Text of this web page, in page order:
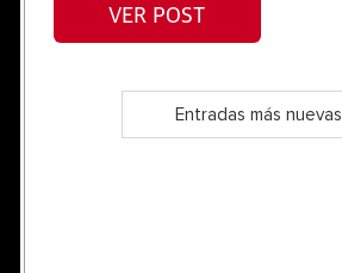
VER POST
Entradas más nuevas